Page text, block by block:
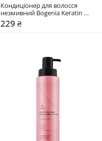
Кондиціонер для волосся
незмивний Bogenia Keratin
Leave-in Hair Treatment
229 ₴